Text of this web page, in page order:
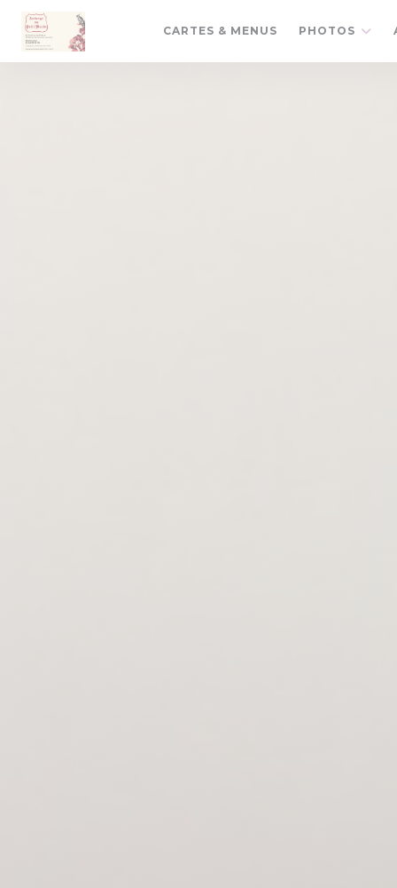
Personnalisation de vos choix en matière de cookies
CARTES & MENUS PHOTOS